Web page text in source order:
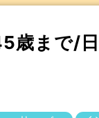
歳まで/